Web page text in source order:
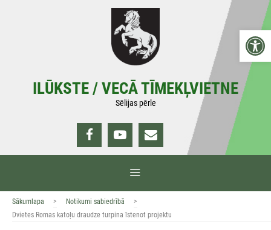
ILŪKSTE / VECĀ TĪMEKĻVIETNE
Sēlijas pērle
Sākumlapa > Notikumi sabiedrībā
>
Dvietes Romas katoļu draudze turpina īstenot projektu